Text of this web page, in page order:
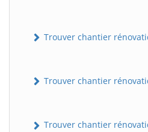
Trouver chantier
Trouver chantier
Trouver chantier